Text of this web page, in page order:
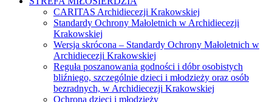
CARITAS Archidiecezji Krakowskiej
Standardy Ochrony Małoletnich w Archidiecezji
Krakowskiej
Wersja skrócona – Standardy Ochrony Małoletnich w
Archidiecezji Krakowskiej
Reguła poszanowania godności i dóbr osobistych
bliźniego, szczególnie dzieci i młodzieży oraz osób
bezradnych, w Archidiecezji Krakowskiej
Ochrona dzieci i młodzieży